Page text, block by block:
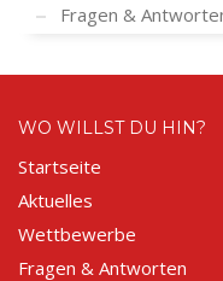
Fragen &
WO WILLST DU HIN?
Startseite
Aktuelles
Wettbewerbe
Fragen & Antworten